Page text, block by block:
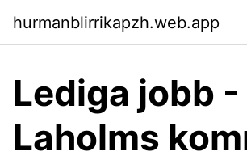
hurmanblirrikapzh.web.app
Lediga jobb -
Laholms